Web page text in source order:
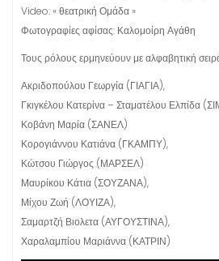
Video: « θεατρική Ομάδα »
Φωτογραφίες αφίσας: Καλομοίρη Αγάθη
Τους ρόλους ερμηνεύουν με αλφαβητική
Ακριδοπούλου Γεωργία (ΓΙΑΓΙΑ),
Γκιγκέλου Κατερίνα – Σταματέλου Ελπίδα
Κοβάνη Μαρία (ΣΑΝΕΛ)
Κορογιάννου Κατιάνα (ΓΚΑΜΠΥ),
Κώτσου Γιώργος (ΜΑΡΣΕΛ)
Μαυρίκου Κάτια (ΣΟΥΖΑΝΑ),
Μίχου Ζωή (ΛΟΥΙΖΑ),
Σαμαρτζή Βιολετα (ΑΥΓΟΥΣΤΙΝΑ),
Χαραλαμπίου Μαριάννα (ΚΑΤΡΙΝ)